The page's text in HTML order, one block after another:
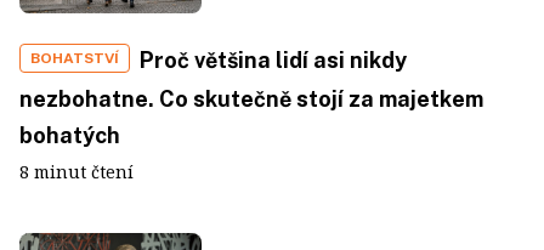
BOHATSTVÍ
Proč většina lidí asi nikdy
nezbohatne. Co skutečně stojí za majetkem
bohatých
8 minut čtení